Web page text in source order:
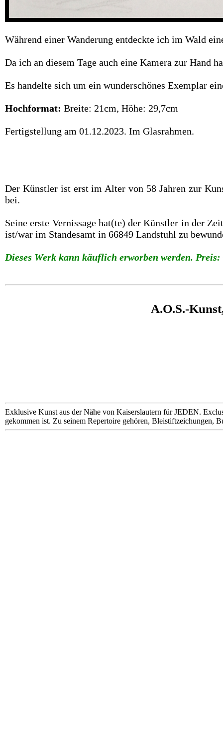
Während einer Wanderung entdeckte ich im Wald
Da ich an diesem Tage auch eine Kamera zur Hand
Es handelte sich um ein wunderschönes Exemplar
Hochformat: Breite: 21cm, Höhe: 29,7cm
Fertigstellung am 01.12.2023. Im Glasrahmen.
Der Künstler ist erst im Alter von 58 Jahren zur
bei.
Seine erste Vernissage hat(te) der Künstler in der
ist/war im Standesamt in 66849 Landstuhl zu
Dieses Werk kann käuflich erworben werden. Preis:
A.O.S.-
Exklusive Kunst aus der Nähe von Kaiserslautern für JEDEN.
gekommen ist. Zu seinem Repertoire gehören, Bleistiftzeichungen,